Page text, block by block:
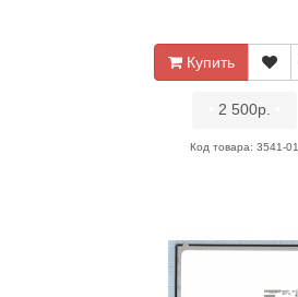
Купить
2 500р.
Код товара: 3541-01